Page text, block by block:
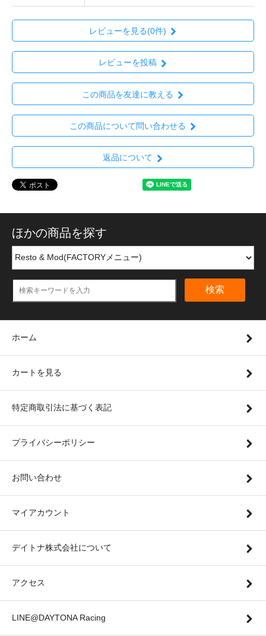
レビューを見る(0件)
レビューを投稿
この商品を友達に教える
この商品について問い合わせる
返品について
ほかの商品を探す
検索
ホーム
カートを見る
特定商取引法に基づく表記
プライバシーポリシー
お問い合わせ
マイアカウント
デイトナ株式会社について
アクセス
LINE@DAYTONA Racing